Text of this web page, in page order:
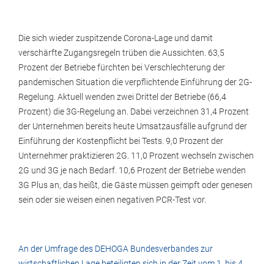
Die sich wieder zuspitzende Corona-Lage und damit
verschärfte Zugangsregeln trüben die Aussichten. 63,5
Prozent der Betriebe fürchten bei Verschlechterung der
pandemischen Situation die verpflichtende Einführung der 2G-
Regelung. Aktuell wenden zwei Drittel der Betriebe (66,4
Prozent) die 3G-Regelung an. Dabei verzeichnen 31,4 Prozent
der Unternehmen bereits heute Umsatzausfälle aufgrund der
Einführung der Kostenpflicht bei Tests. 9,0 Prozent der
Unternehmer praktizieren 2G. 11,0 Prozent wechseln zwischen
2G und 3G je nach Bedarf. 10,6 Prozent der Betriebe wenden
3G Plus an, das heißt, die Gäste müssen geimpft oder genesen
sein oder sie weisen einen negativen PCR-Test vor.
An der Umfrage des DEHOGA Bundesverbandes zur